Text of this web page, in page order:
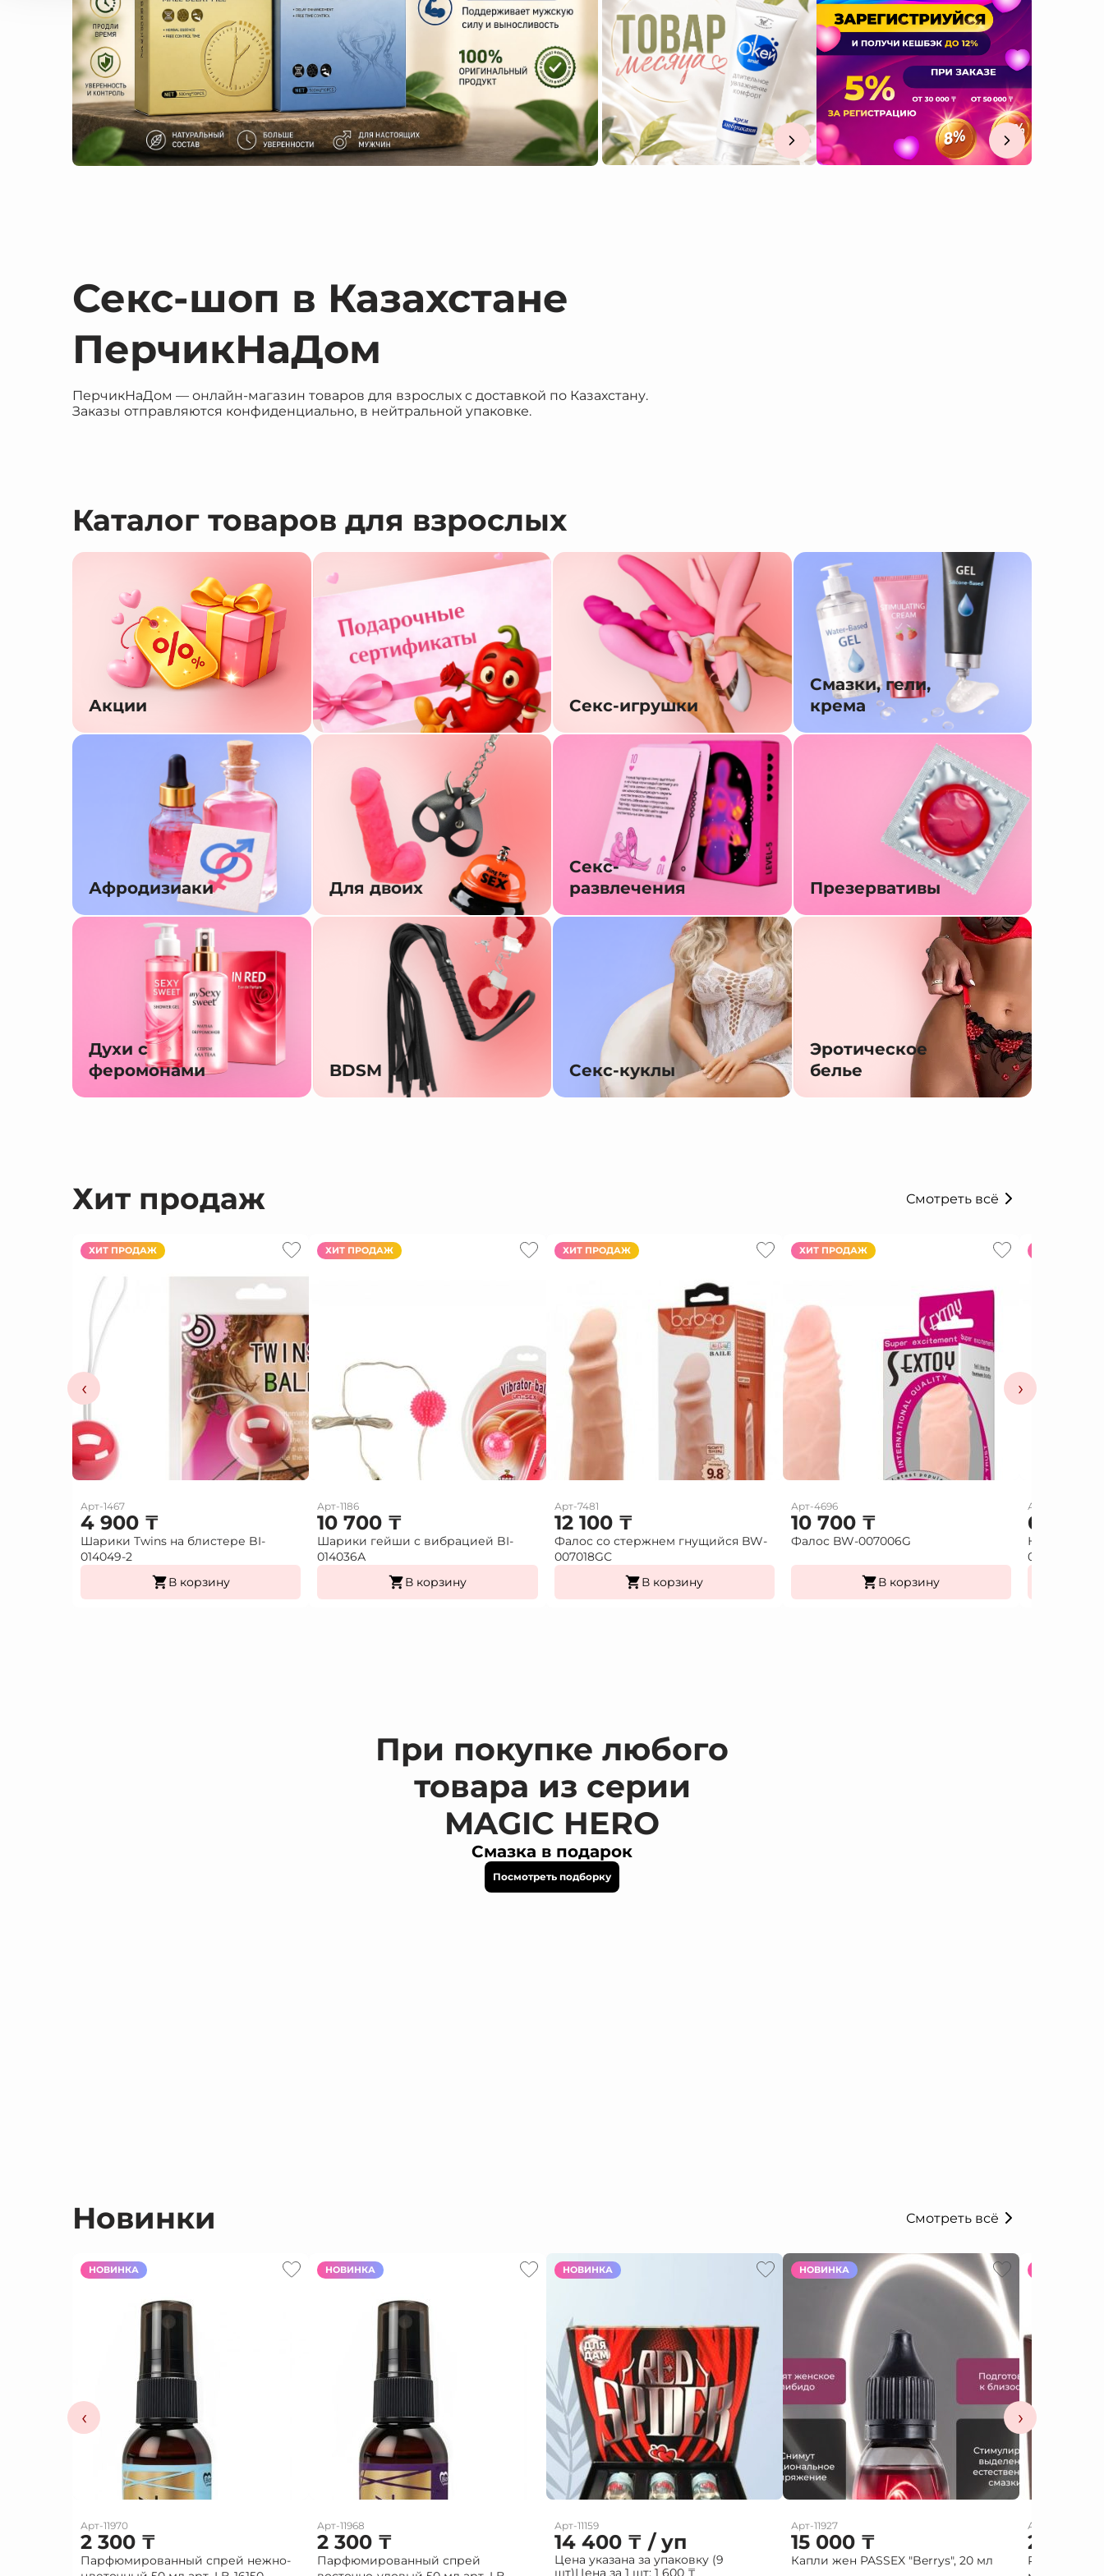
Секс-шоп в Казахстане
ПерчикНаДом
ПерчикНаДом — онлайн-магазин товаров для взрослых с доставкой по Казахстану.
Заказы отправляются конфиденциально, в нейтральной упаковке.
Каталог товаров для взрослых
Акции Секс-игрушки
Смазки, гели,
крема
Афродизиаки Для двоих
Секс-
развлечения
Презервативы
Духи с
феромонами
BDSM Секс-куклы
Эротическое
белье
Хит продаж Смотреть всё
‹
ХИТ ПРОДАЖ
Арт-1467
4 900 ₸
Шарики Twins на блистере BI-
014049-2
В корзину
ХИТ ПРОДАЖ
Арт-1186
10 700 ₸
Шарики гейши с вибрацией BI-
014036А
В корзину
ХИТ ПРОДАЖ
Арт-7481
12 100 ₸
Фалос со стержнем гнущийся BW-
007018GС
В корзину
ХИТ ПРОДАЖ
Арт-4696
10 700 ₸
Фалос BW-007006G
В корзину
Арт-7897
6 000
Насадка
026213
›
При покупке любого
товара из серии
MAGIC HERO
Смазка в подарок
Посмотреть подборку
Новинки Смотреть всё
‹
НОВИНКА
Арт-11970
2 300 ₸
Парфюмированный спрей нежно-
НОВИНКА
Арт-11968
2 300 ₸
Парфюмированный спрей
НОВИНКА
Арт-11159
14 400 ₸ / уп
Цена указана за упаковку (9
шт)Цена за 1 шт: 1 600 ₸
НОВИНКА
Арт-11927
15 000 ₸
Капли жен PASSEX "Berrys", 20 мл
Арт-10586
2 000
Red
›